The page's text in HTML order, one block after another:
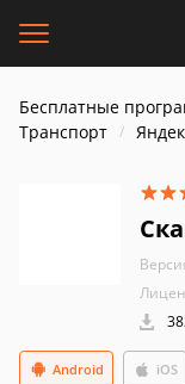
Бесплатные
Транспорт
Android iOS